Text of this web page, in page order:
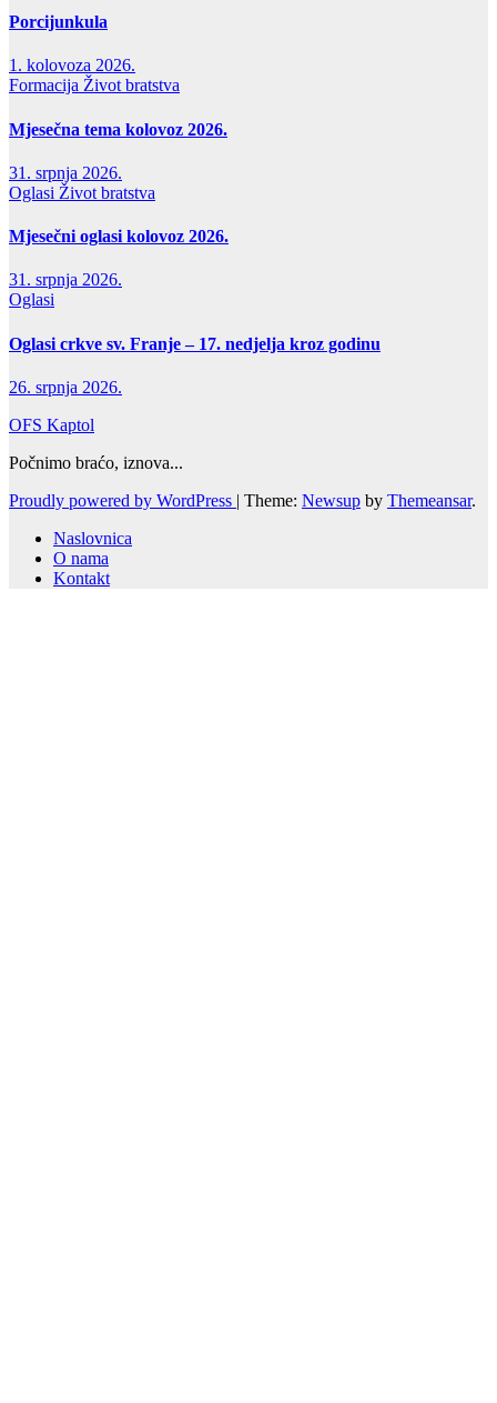
Porcijunkula
1. kolovoza 2026.
Formacija Život bratstva
Mjesečna tema kolovoz 2026.
31. srpnja 2026.
Oglasi Život bratstva
Mjesečni oglasi kolovoz 2026.
31. srpnja 2026.
Oglasi
Oglasi crkve sv. Franje – 17. nedjelja kroz godinu
26. srpnja 2026.
OFS Kaptol
Počnimo braćo, iznova...
Proudly powered by WordPress | Theme: Newsup by Themeansar.
Naslovnica
O nama
Kontakt